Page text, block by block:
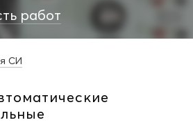
работ
СИ